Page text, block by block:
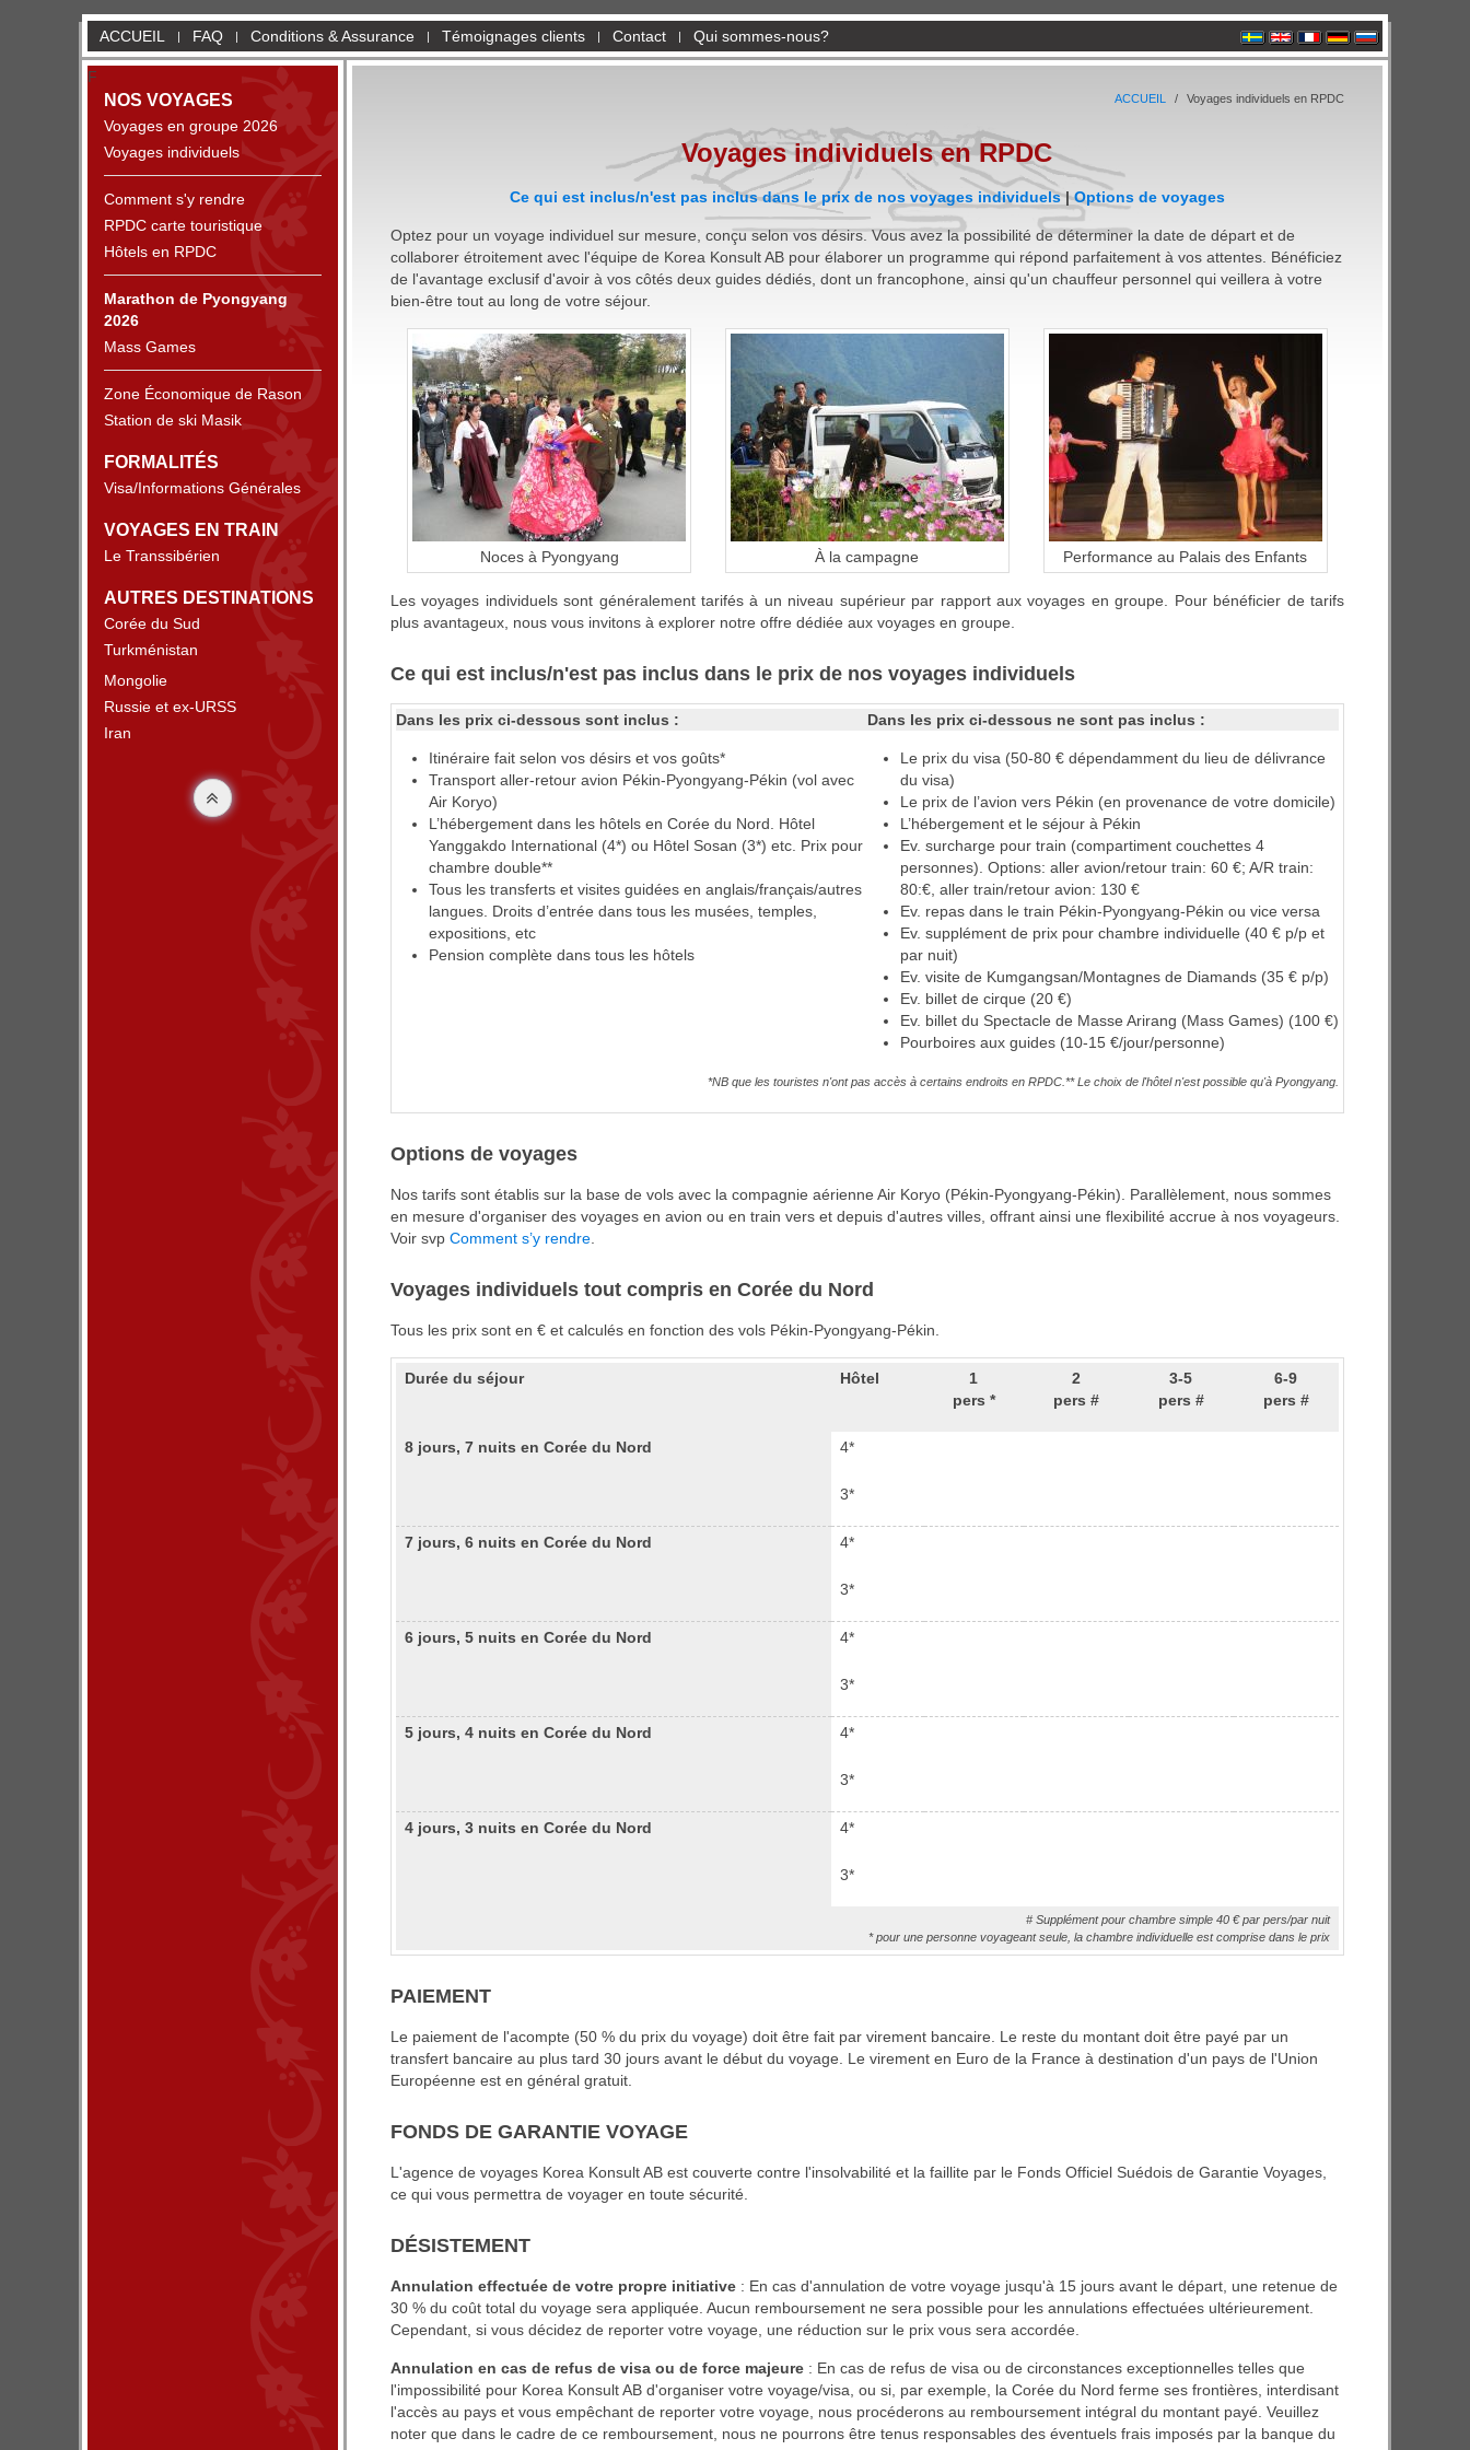
Service et fiabilité scandinaves
Leader européen des voyages en RPDC
Voyages vers un autre monde
Membre du Fonds de Garantie Voyage Suédois
ACCUEIL FAQ Conditions & Assurance Témoignages clients Contact Qui sommes-nous?
F
NOS VOYAGES
Voyages en groupe 2026
Voyages individuels
Comment s'y rendre
RPDC carte touristique
Hôtels en RPDC
Marathon de Pyongyang
2026
Mass Games
Zone Économique de Rason
Station de ski Masik
FORMALITÉS
Visa/Informations Générales
VOYAGES EN TRAIN
Le Transsibérien
AUTRES DESTINATIONS
Corée du Sud
Turkménistan
Mongolie
Russie et ex-URSS
Iran
ACCUEIL Voyages individuels en RPDC
Voyages individuels en RPDC
Ce qui est inclus/n'est pas inclus dans le prix de nos voyages individuels|Options de voyages
Optez pour un voyage individuel sur mesure, conçu selon vos désirs. Vous avez la possibilité de déterminer la date de départ et de
collaborer étroitement avec l'équipe de Korea Konsult AB pour élaborer un programme qui répond parfaitement à vos attentes. Bénéficiez
de l'avantage exclusif d'avoir à vos côtés deux guides dédiés, dont un francophone, ainsi qu'un chauffeur personnel qui veillera à votre
bien-être tout au long de votre séjour.
Noces à Pyongyang À la campagne Performance au Palais des Enfants
Les voyages individuels sont généralement tarifés à un niveau supérieur par rapport aux voyages en groupe. Pour bénéficier de tarifs
plus avantageux, nous vous invitons à explorer notre offre dédiée aux voyages en groupe.
Ce qui est inclus/n'est pas inclus dans le prix de nos voyages individuels
Dans les prix ci-dessous sont inclus :
Itinéraire fait selon vos désirs et vos goûts*
Transport aller-retour avion Pékin-Pyongyang-Pékin (vol avec
Air Koryo)
L’hébergement dans les hôtels en Corée du Nord. Hôtel
Yanggakdo International (4*) ou Hôtel Sosan (3*) etc. Prix pour
chambre double**
Tous les transferts et visites guidées en anglais/français/autres
langues. Droits d’entrée dans tous les musées, temples,
expositions, etc
Pension complète dans tous les hôtels
Dans les prix ci-dessous ne sont pas inclus :
Le prix du visa (50-80 € dépendamment du lieu de délivrance
du visa)
Le prix de l’avion vers Pékin (en provenance de votre domicile)
L’hébergement et le séjour à Pékin
Ev. surcharge pour train (compartiment couchettes 4
personnes). Options: aller avion/retour train: 60 €; A/R train:
80:€, aller train/retour avion: 130 €
Ev. repas dans le train Pékin-Pyongyang-Pékin ou vice versa
Ev. supplément de prix pour chambre individuelle (40 € p/p et
par nuit)
Ev. visite de Kumgangsan/Montagnes de Diamands (35 € p/p)
Ev. billet de cirque (20 €)
Ev. billet du Spectacle de Masse Arirang (Mass Games) (100 €)
Pourboires aux guides (10-15 €/jour/personne)
*NB que les touristes n'ont pas accès à certains endroits en RPDC.** Le choix de l'hôtel n'est possible qu'à Pyongyang.
Options de voyages
Nos tarifs sont établis sur la base de vols avec la compagnie aérienne Air Koryo (Pékin-Pyongyang-Pékin). Parallèlement, nous sommes
en mesure d'organiser des voyages en avion ou en train vers et depuis d'autres villes, offrant ainsi une flexibilité accrue à nos voyageurs.
Voir svp Comment s’y rendre.
Voyages individuels tout compris en Corée du Nord
Tous les prix sont en € et calculés en fonction des vols Pékin-Pyongyang-Pékin.
# Supplément pour chambre simple 40 € par pers/par nuit
* pour une personne voyageant seule, la chambre individuelle est comprise dans le prix
Durée du séjour Hôtel
1
pers *
2
pers #
3-5
pers #
6-9
pers #
8 jours, 7 nuits en Corée du Nord 4*
3*
7 jours, 6 nuits en Corée du Nord 4*
3*
6 jours, 5 nuits en Corée du Nord 4*
3*
5 jours, 4 nuits en Corée du Nord 4*
3*
4 jours, 3 nuits en Corée du Nord 4*
3*
PAIEMENT
Le paiement de l'acompte (50 % du prix du voyage) doit être fait par virement bancaire. Le reste du montant doit être payé par un
transfert bancaire au plus tard 30 jours avant le début du voyage. Le virement en Euro de la France à destination d'un pays de l'Union
Européenne est en général gratuit.
FONDS DE GARANTIE VOYAGE
L'agence de voyages Korea Konsult AB est couverte contre l'insolvabilité et la faillite par le Fonds Officiel Suédois de Garantie Voyages,
ce qui vous permettra de voyager en toute sécurité.
DÉSISTEMENT
Annulation effectuée de votre propre initiative : En cas d'annulation de votre voyage jusqu'à 15 jours avant le départ, une retenue de
30 % du coût total du voyage sera appliquée. Aucun remboursement ne sera possible pour les annulations effectuées ultérieurement.
Cependant, si vous décidez de reporter votre voyage, une réduction sur le prix vous sera accordée.
Annulation en cas de refus de visa ou de force majeure: En cas de refus de visa ou de circonstances exceptionnelles telles que
l'impossibilité pour Korea Konsult AB d'organiser votre voyage/visa, ou si, par exemple, la Corée du Nord ferme ses frontières, interdisant
l'accès au pays et vous empêchant de reporter votre voyage, nous procéderons au remboursement intégral du montant payé. Veuillez
noter que dans le cadre de ce remboursement, nous ne pourrons être tenus responsables des éventuels frais imposés par la banque du